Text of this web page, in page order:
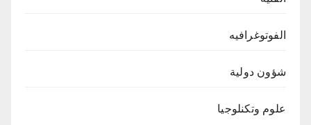
الفوتوغرافيه
شؤون دولية
علوم وتكنلوجيا